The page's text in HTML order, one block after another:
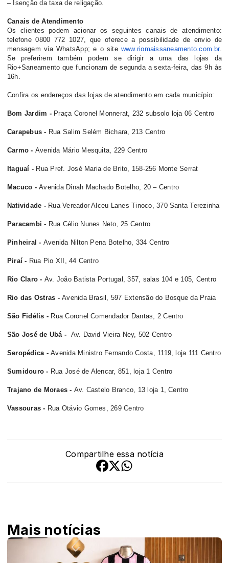
– Isenção da taxa de religação.
Canais de Atendimento
Os clientes podem acionar os seguintes canais de atendimento:
telefone 0800 772 1027, que oferece a possibilidade de envio de
mensagem via WhatsApp; e o sitewww.riomaissaneamento.com.br.
Se preferirem também podem se dirigir a uma das lojas da
Rio+Saneamento que funcionam de segunda a sexta-feira, das 9h às
16h.
Confira os endereços das lojas de atendimento em cada município:
Bom Jardim -Praça Coronel Monnerat, 232 subsolo loja 06 Centro
Carapebus - Rua Salim Selém Bichara, 213 Centro
Carmo - Avenida Mário Mesquita, 229 Centro
Itaguaí - Rua Pref. José Maria de Brito, 158-256 Monte Serrat
Macuco -Avenida Dinah Machado Botelho, 20 – Centro
Natividade -Rua Vereador Alceu Lanes Tinoco, 370 Santa Terezinha
Paracambi - Rua Célio Nunes Neto, 25 Centro
Pinheiral - Avenida Nilton Pena Botelho, 334 Centro
Piraí - Rua Pio XII, 44 Centro
Rio Claro - Av. João Batista Portugal, 357, salas 104 e 105, Centro
Rio das Ostras -Avenida Brasil, 597 Extensão do Bosque da Praia
São Fidélis - Rua Coronel Comendador Dantas, 2 Centro
São José de Ubá - Av. David Vieira Ney, 502 Centro
Seropédica -Avenida Ministro Fernando Costa, 1119, loja 111 Centro
Sumidouro - Rua José de Alencar, 851, loja 1 Centro
Trajano de Moraes - Av. Castelo Branco, 13 loja 1, Centro
Vassouras - Rua Otávio Gomes, 269 Centro
Compartilhe essa notícia
Mais notícias